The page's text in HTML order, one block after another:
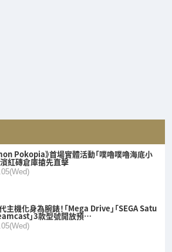
Pokopia》首場實體活動「噗嚕噗嚕海底小
紅磚倉庫搶先直擊
主機化身為腕錶！「Mega Drive」「SEGA Satu
」3款型號開放預…